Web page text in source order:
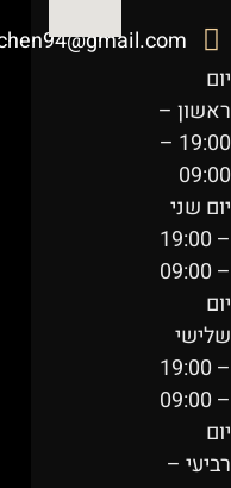
יום
ראשון –
19:00 –
09:00
יום שני
– 19:00
– 09:00
יום
שלישי
– 19:00
– 09:00
יום
רביעי –